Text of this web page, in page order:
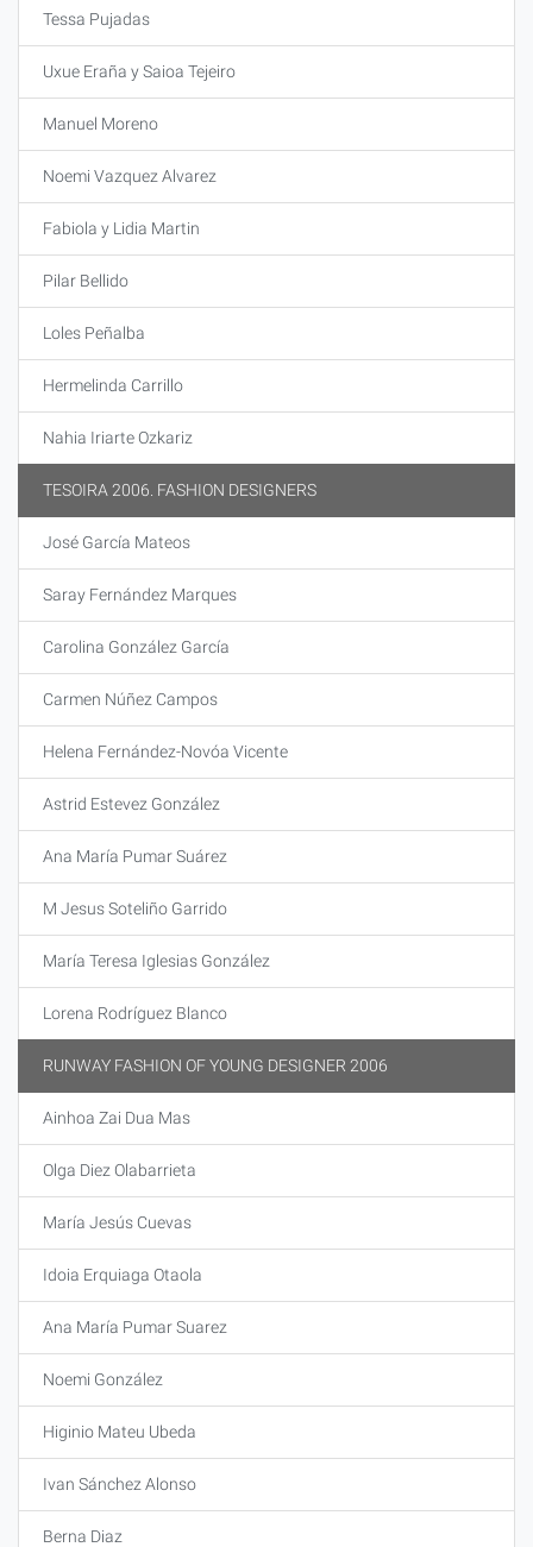
Tessa Pujadas
Uxue Eraña y Saioa Tejeiro
Manuel Moreno
Noemi Vazquez Alvarez
Fabiola y Lidia Martin
Pilar Bellido
Loles Peñalba
Hermelinda Carrillo
Nahia Iriarte Ozkariz
TESOIRA 2006. FASHION DESIGNERS
José García Mateos
Saray Fernández Marques
Carolina González García
Carmen Núñez Campos
Helena Fernández-Novóa Vicente
Astrid Estevez González
Ana María Pumar Suárez
M Jesus Soteliño Garrido
María Teresa Iglesias González
Lorena Rodríguez Blanco
RUNWAY FASHION OF YOUNG DESIGNER 2006
Ainhoa Zai Dua Mas
Olga Diez Olabarrieta
María Jesús Cuevas
Idoia Erquiaga Otaola
Ana María Pumar Suarez
Noemi González
Higinio Mateu Ubeda
Ivan Sánchez Alonso
Berna Diaz